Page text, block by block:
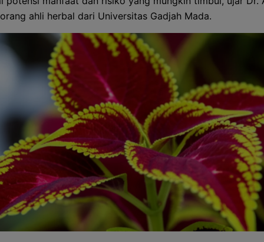
ahli herbal dari Universitas Gadjah Mada.